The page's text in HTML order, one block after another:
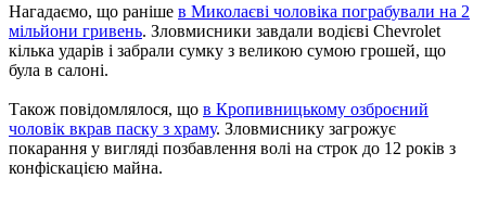
Нагадаємо, що раніше в Миколаєві чоловіка пограбували на 2
мільйони гривень. Зловмисники завдали водієві Chevrolet
кілька ударів і забрали сумку з великою сумою грошей, що
була в салоні.
Також повідомлялося, що в Кропивницькому озброєний
чоловік вкрав паску з храму. Зловмиснику загрожує
покарання у вигляді позбавлення волі на строк до 12 років з
конфіскацією майна.